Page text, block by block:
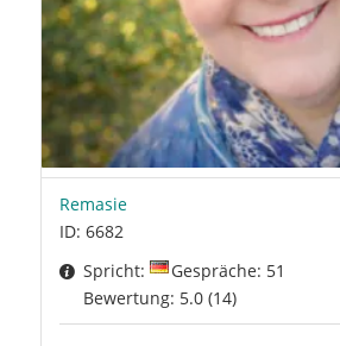
Remasie
ID: 6682
Spricht:
Gespräche: 51
Bewertung: 5.0 (14)